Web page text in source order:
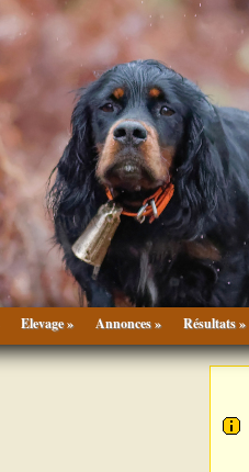
Elevage » Annonces » Résultats »